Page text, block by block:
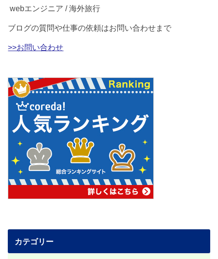
webエンジニア / 海外旅行
ブログの質問や仕事の依頼はお問い合わせまで
>>お問い合わせ
カテゴリー